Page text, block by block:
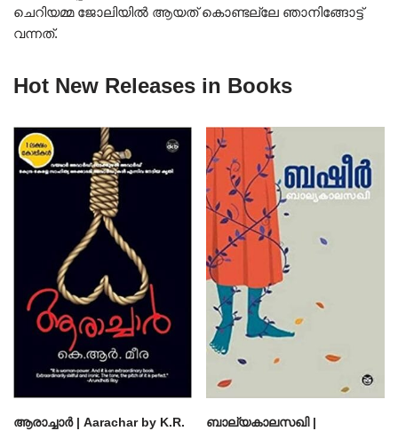
ചെറിയമ്മ ജോലിയിൽ ആയത് കൊണ്ടല്ലേ ഞാനിങ്ങോട്ട്
വന്നത്.
Hot New Releases in Books
ആരാച്ചാര്‍ | Aarachar by K.R.
ബാല്യകാലസഖി |